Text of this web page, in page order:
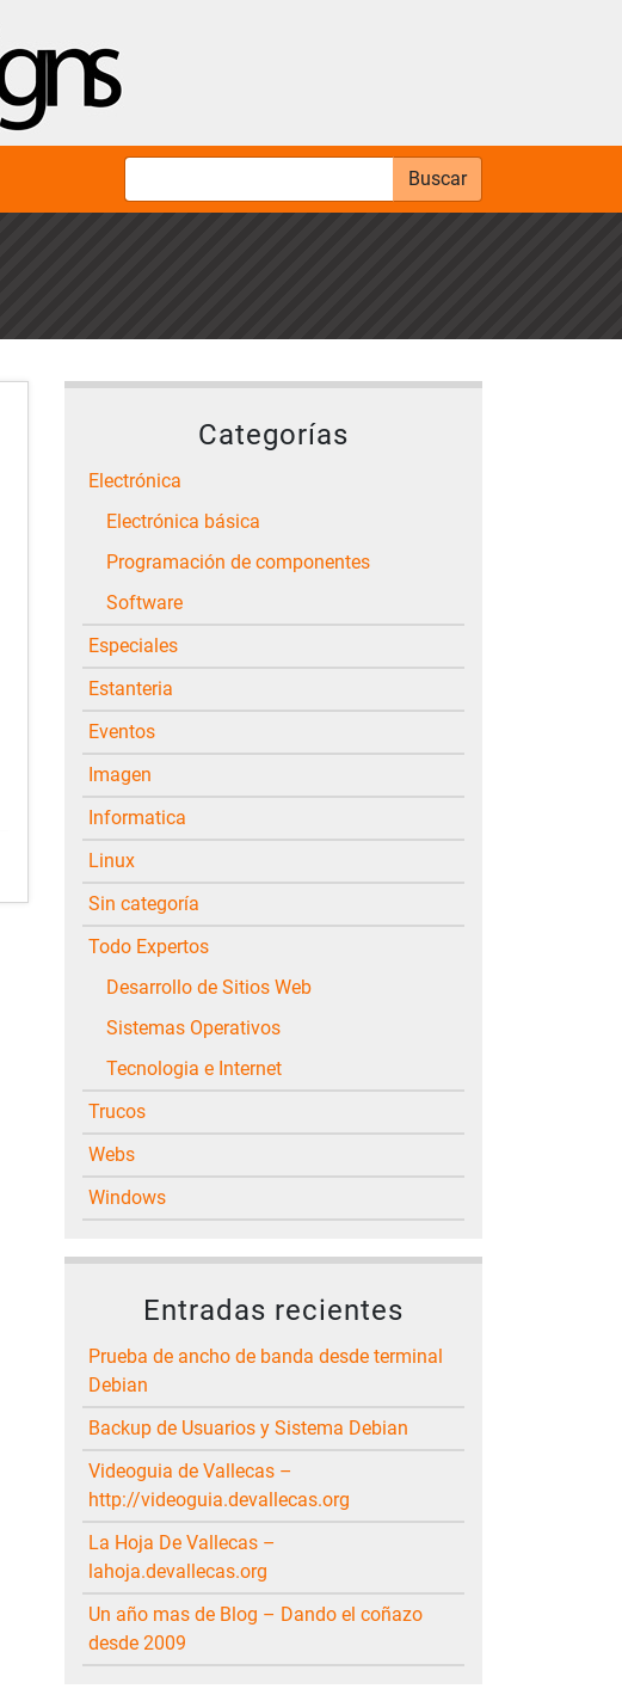
Buscar
Categorías
Electrónica
Electrónica básica
Programación de componentes
Software
Especiales
Estanteria
Eventos
Imagen
Informatica
Linux
Sin categoría
Todo Expertos
Desarrollo de Sitios Web
Sistemas Operativos
Tecnologia e Internet
Trucos
Webs
Windows
Entradas recientes
Prueba de ancho de banda desde terminal
Debian
Backup de Usuarios y Sistema Debian
Videoguia de Vallecas –
http://videoguia.devallecas.org
La Hoja De Vallecas –
lahoja.devallecas.org
Un año mas de Blog – Dando el coñazo
desde 2009